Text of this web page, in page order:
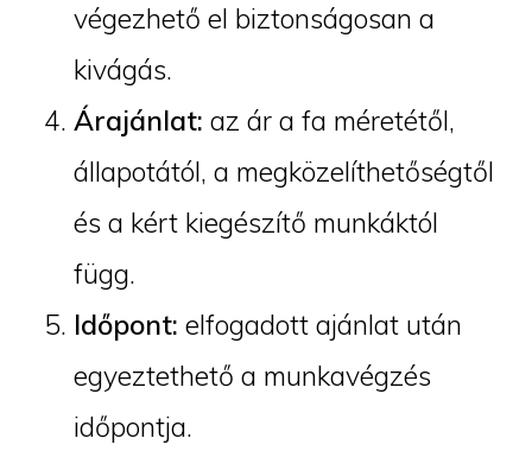
végezhető el biztonságosan a
kivágás.
Árajánlat: az ár a fa méretétől,
állapotától, a megközelíthetőségtől
és a kért kiegészítő munkáktól
függ.
Időpont: elfogadott ajánlat után
egyeztethető a munkavégzés
időpontja.